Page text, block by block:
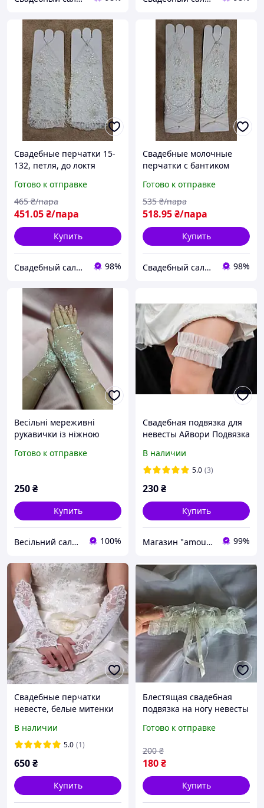
Свадебные перчатки 15-
132, петля, до локтя
Готово к отправке
451.05₴/пара
465 ₴/пара
Купить
Свадебный салон "ПРИНЦЕССА" 98%
Свадебные молочные
перчатки с бантиком
Готово к отправке
518.95₴/пара
535 ₴/пара
Купить
Свадебный салон "ПРИНЦЕССА" 98%
Весільні мереживні
рукавички із ніжною
Готово к отправке
250₴
Купить
Весільний салон «Ніколь» 100%
Свадебная подвязка для
невесты Айвори Подвязка
Свадебная подвязка с
декором
В наличии
5.0 (3)
230₴
Купить
Магазин "amourshop.net" (Амуршоп) 99%
Свадебные перчатки
невесте, белые митенки
В наличии
5.0 (1)
650₴
Купить
Блестящая свадебная
подвязка на ногу невесты
Готово к отправке
180₴
200 ₴
Купить